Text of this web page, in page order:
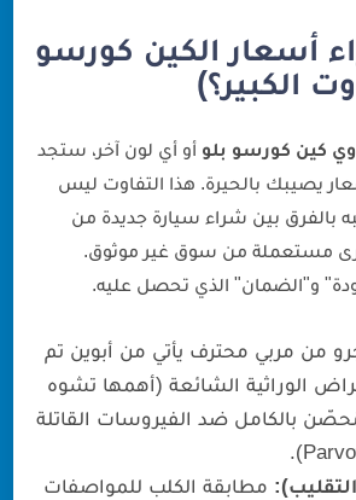
أسعار الكين كورسو
الكبير؟)
كين كورسو بلو أو أي لون آخر، ستجد
يصيبك بالحيرة. هذا التفاوت ليس
بالفرق بين شراء سيارة جديدة من
مستعملة من سوق غير موثوق.
و"الضمان" الذي تحصل عليه.
من مربي محترف يأتي من أبوين تم
الوراثية الشائعة (أهمها تشوه
بالكامل ضد الفيروسات القاتلة
مطابقة الكلب للمواصفات